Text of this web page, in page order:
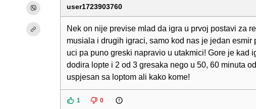
user1723903760
Nek on nije previse mlad da igra u prvoj postavi za
musiala i drugih igraci, samo kod nas je jedan esmir
uci pa puno greski napravio u utakmici! Gore je kad
dodira lopte i 2 od 3 gresaka nego u 50, 60 minuta
uspjesan sa loptom ali kako kome!
1 0